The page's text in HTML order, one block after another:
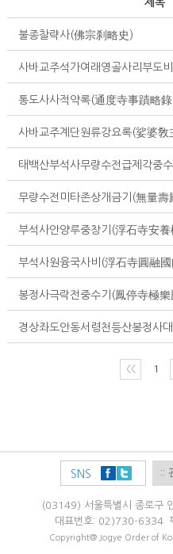
제목
불종찰략사(佛宗刹略史)
통도사사적약록(通度寺事蹟略
사바교주계단원류강요록(娑婆
무량수전미타존상개금기(無量
부석사안양루중창기(浮石寺安
부석사원융국사비(浮石寺圓融
봉정사극락전중수기(鳳停寺極
〈〈 1
SNS
(03149) 서울특별시 종로구
대표번호: 02)730-6334
Copyright@ Jogye Order of